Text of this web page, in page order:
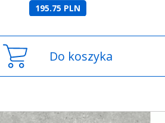
195.75 PLN
Do koszyka